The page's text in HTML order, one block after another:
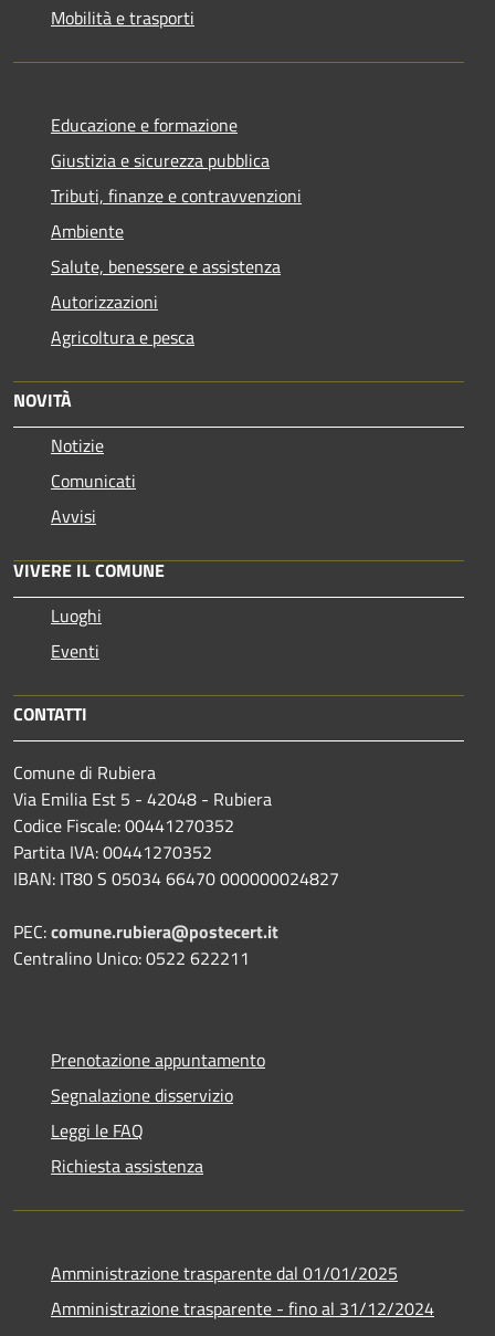
Mobilità e trasporti
Educazione e formazione
Giustizia e sicurezza pubblica
Tributi, finanze e contravvenzioni
Ambiente
Salute, benessere e assistenza
Autorizzazioni
Agricoltura e pesca
NOVITÀ
Notizie
Comunicati
Avvisi
VIVERE IL COMUNE
Luoghi
Eventi
CONTATTI
Comune di Rubiera
Via Emilia Est 5 - 42048 - Rubiera
Codice Fiscale: 00441270352
Partita IVA: 00441270352
IBAN: IT80 S 05034 66470 000000024827
PEC:comune.rubiera@postecert.it
Centralino Unico: 0522 622211
Prenotazione appuntamento
Segnalazione disservizio
Leggi le FAQ
Richiesta assistenza
Amministrazione trasparente dal 01/01/2025
Amministrazione trasparente - fino al 31/12/2024